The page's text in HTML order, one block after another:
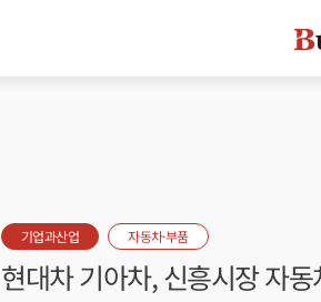
기업과산업 자동차·부품
현대차 기아차, 신흥시장 자